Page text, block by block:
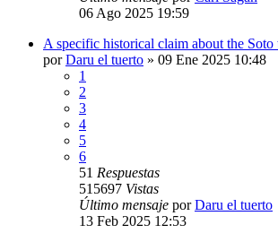
06 Ago 2025 19:59
A specific historical claim about the Soto
porDaru el tuerto » 09 Ene 2025 10:48
1
2
3
4
5
6
51 Respuestas
515697 Vistas
Último mensaje porDaru el tuerto
13 Feb 2025 12:53